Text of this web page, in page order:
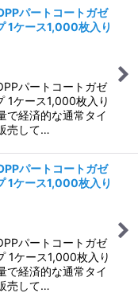
パートコートガゼ
1ケース1,000枚入り
パートコートガゼ
1ケース1,000枚入り
経済的な通常タイ
売して…
パートコートガゼ
1ケース1,000枚入り
パートコートガゼ
1ケース1,000枚入り
経済的な通常タイ
売して…